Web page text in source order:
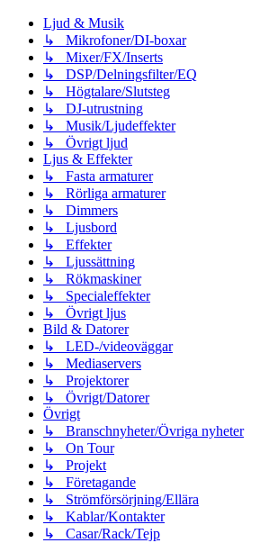
Ljud & Musik
↳ Mikrofoner/DI-boxar
↳ Mixer/FX/Inserts
↳ DSP/Delningsfilter/EQ
↳ Högtalare/Slutsteg
↳ DJ-utrustning
↳ Musik/Ljudeffekter
↳ Övrigt ljud
Ljus & Effekter
↳ Fasta armaturer
↳ Rörliga armaturer
↳ Dimmers
↳ Ljusbord
↳ Effekter
↳ Ljussättning
↳ Rökmaskiner
↳ Specialeffekter
↳ Övrigt ljus
Bild & Datorer
↳ LED-/videoväggar
↳ Mediaservers
↳ Projektorer
↳ Övrigt/Datorer
Övrigt
↳ Branschnyheter/Övriga nyheter
↳ On Tour
↳ Projekt
↳ Företagande
↳ Strömförsörjning/Ellära
↳ Kablar/Kontakter
↳ Casar/Rack/Tejp